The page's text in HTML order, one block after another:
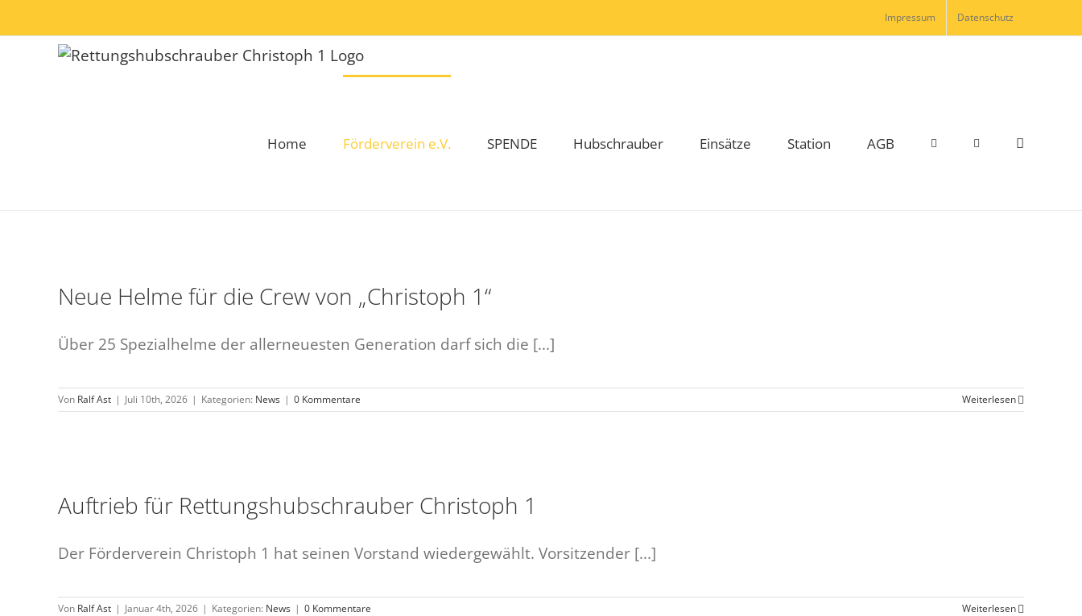
Inhalt
springen
Impressum Datenschutz
Home Förderverein e.V. SPENDE Hubschrauber Einsätze Station AGB
Neue Helme für die Crew von „Christoph 1“
Über 25 Spezialhelme der allerneuesten Generation darf sich die [...]
Von Ralf Ast | Juli 10th, 2026 | Kategorien: News | 0 Kommentare Weiterlesen
Auftrieb für Rettungshubschrauber Christoph 1
Der Förderverein Christoph 1 hat seinen Vorstand wiedergewählt. Vorsitzender [...]
Von Ralf Ast | Januar 4th, 2026 | Kategorien: News | 0 Kommentare Weiterlesen